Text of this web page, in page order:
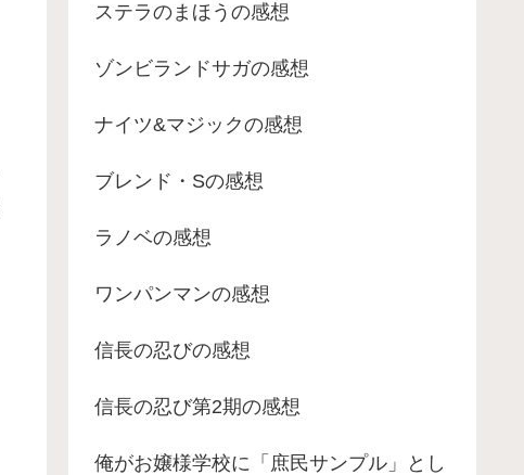
ステラのまほうの感想
ゾンビランドサガの感想
ナイツ&マジックの感想
ブレンド・Sの感想
ラノベの感想
ワンパンマンの感想
信長の忍びの感想
信長の忍び第2期の感想
俺がお嬢様学校に「庶民サンプル」とし